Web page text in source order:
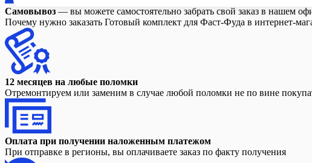
Самовывоз — вы можете самостоятельно забрать свой заказ в нашем
Почему нужно заказать Готовый комплект для Фаст-Фуда в интернет-
12 месяцев на любые поломки
Отремонтируем или заменим в случае любой поломки не по вине
Оплата при получении наложенным платежом
При отправке в регионы, вы оплачиваете заказ по факту получения